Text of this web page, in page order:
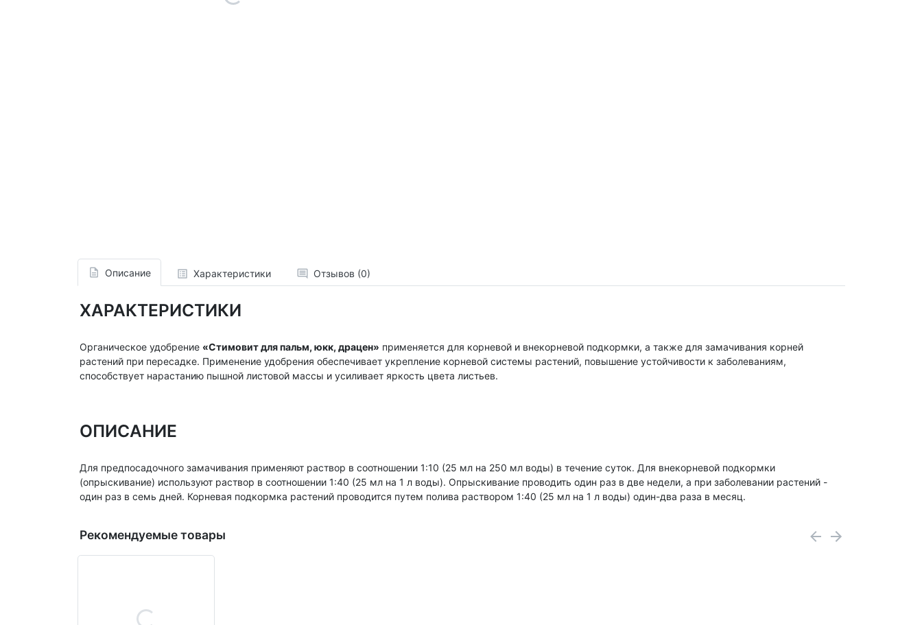
Описание Характеристики Отзывов (0)
ХАРАКТЕРИСТИКИ
Органическое удобрение «Стимовит для пальм, юкк, драцен» применяется для корневой и внекорневой подкормки, а также для замачивания корней
растений при пересадке. Применение удобрения обеспечивает укрепление корневой системы растений, повышение устойчивости к заболеваниям,
способствует нарастанию пышной листовой массы и усиливает яркость цвета листьев.
ОПИСАНИЕ
Для предпосадочного замачивания применяют раствор в соотношении 1:10 (25 мл на 250 мл воды) в течение суток. Для внекорневой подкормки
(опрыскивание) используют раствор в соотношении 1:40 (25 мл на 1 л воды). Опрыскивание проводить один раз в две недели, а при заболевании растений -
один раз в семь дней. Корневая подкормка растений проводится путем полива раствором 1:40 (25 мл на 1 л воды) один-два раза в месяц.
Рекомендуемые товары